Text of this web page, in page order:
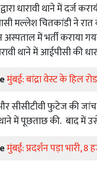
धारावी थाने में
मल्लेश चितकांडी ने
अस्पताल में भर्ती कराया
थाने में आईपीसी की
मुंबई: बांद्रा वेस्ट के हिल
और सीसीटीवी फुटेज
में पूछताछ की. बाद में
मुंबई: प्रदर्शन पड़ा भारी,